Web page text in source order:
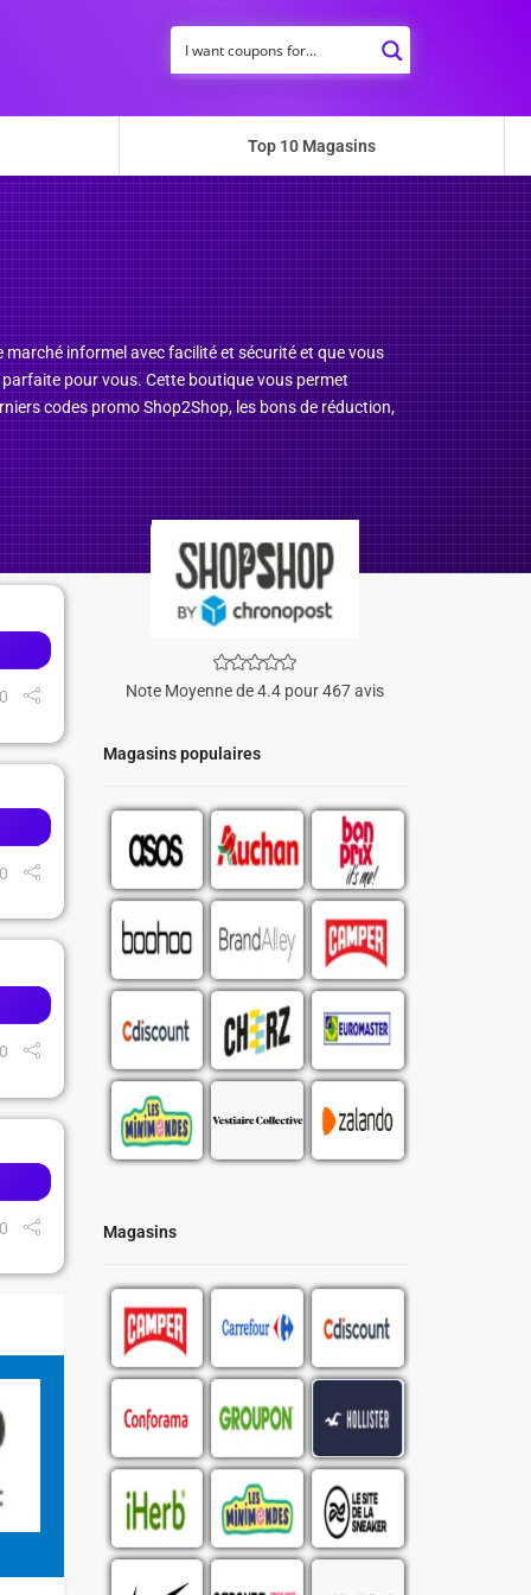
Top 10 Magasins
informel avec facilité et sécurité et que vous
pour vous. Cette boutique vous permet
codes promo Shop2Shop, les bons de réduction,
Note Moyenne de 4.4 pour 467 avis
Magasins populaires
Magasins